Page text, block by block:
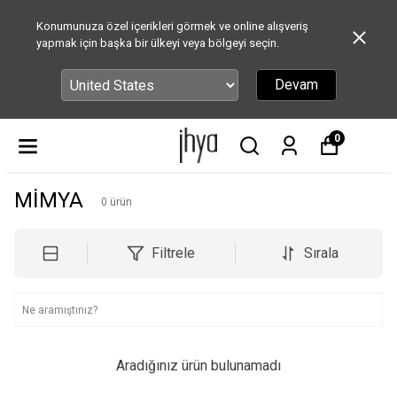
Konumunuza özel içerikleri görmek ve online alışveriş
yapmak için başka bir ülkeyi veya bölgeyi seçin.
Devam
0
MİMYA 0 ürün
Filtrele Sırala
Aradığınız ürün bulunamadı